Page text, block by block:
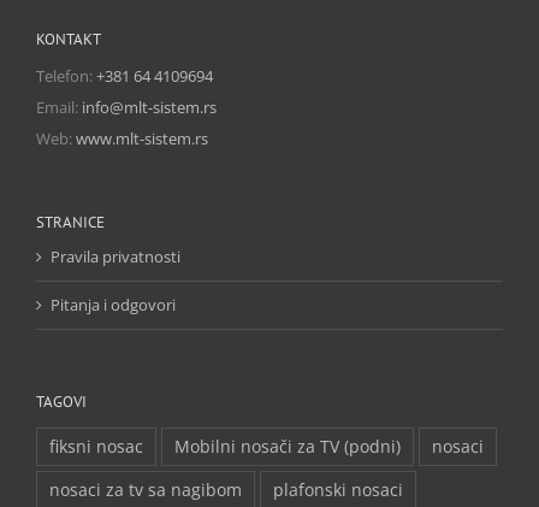
KONTAKT
Telefon:+381 64 4109694
Email: info@mlt-sistem.rs
Web:www.mlt-sistem.rs
STRANICE
Pravila privatnosti
Pitanja i odgovori
TAGOVI
fiksni nosac Mobilni nosači za TV (podni)
nosaci
nosaci za tv sa nagibom
plafonski nosaci